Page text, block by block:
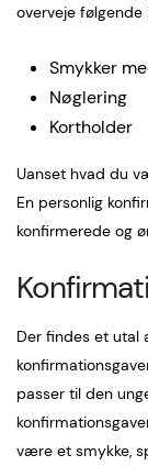
overveje følgende
Smykker
Nøglering
Kortholder
Uanset hvad du
En personlig
konfirmerede og
Der findes et utal
passer til den
være et smykke,